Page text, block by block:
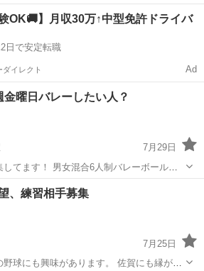
ています。 1週間頑張った体
んか？ 「最近なんだか体が重
その他 yoga
験OK🚚】月収30万↑中型免許ドライバ
日で安定転職
ダイレクト Ad
金曜日バレーしたい人？
7月29日
てます！ 男女混合6人制バレーボールで
ョンを理解している方） ※初心者の参加の
駅 バレーボール
、練習相手募集
7月25日
球にも興味があります。 佐賀にも縁があ